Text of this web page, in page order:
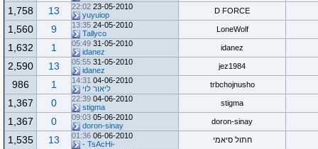
D FORCE
23-05-2010
22:02
yuyuiop
13
1,758
LoneWolf
24-05-2010
13:35
Tallyco
9
1,560
idanez
31-05-2010
05:49
idanez
1
1,632
jez1984
31-05-2010
05:55
idanez
13
2,590
trbchojnusho
04-06-2010
14:31
ליאור לוי
1
986
stigma
04-06-2010
22:39
stigma
0
1,367
doron-sinay
05-06-2010
09:03
doron-sinay
0
1,367
חתול סיאמי 06-06-2010
01:36
-TsAcHi -
13
1,535